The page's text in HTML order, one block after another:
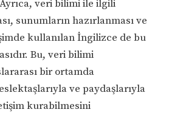
veri bilimi ile ilgili
sunumların hazırlanması ve
kullanılan İngilizce de bu
Bu, veri bilimi
bir ortamda
ve paydaşlarıyla
kurabilmesini